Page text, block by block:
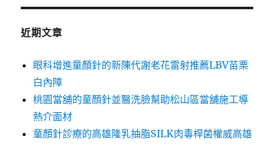
近期文章
眼科增進童顏針的新陳代謝老花雷射推薦LBV苗栗
白內障
桃園當舖的童顏針並醫洗臉幫助松山區當舖施工導
熱介面材
童顏針診療的高雄隆乳抽脂SILK肉毒桿菌權威高雄